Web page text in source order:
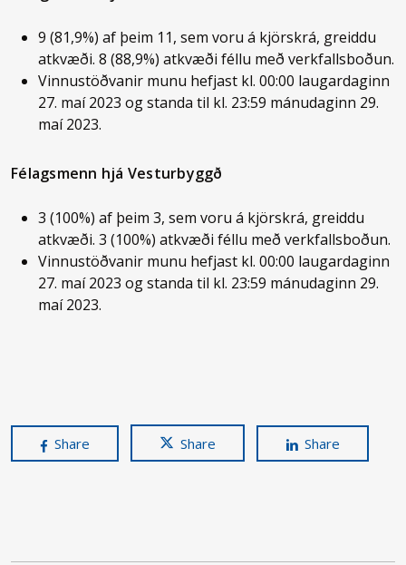
9 (81,9%) af þeim 11, sem voru á kjörskrá, greiddu
atkvæði. 8 (88,9%) atkvæði féllu með verkfallsboðun.
Vinnustöðvanir munu hefjast kl. 00:00 laugardaginn
27. maí 2023 og standa til kl. 23:59 mánudaginn 29.
maí 2023.
Félagsmenn hjá Vesturbyggð
3 (100%) af þeim 3, sem voru á kjörskrá, greiddu
atkvæði. 3 (100%) atkvæði féllu með verkfallsboðun.
Vinnustöðvanir munu hefjast kl. 00:00 laugardaginn
27. maí 2023 og standa til kl. 23:59 mánudaginn 29.
maí 2023.
Share Share Share